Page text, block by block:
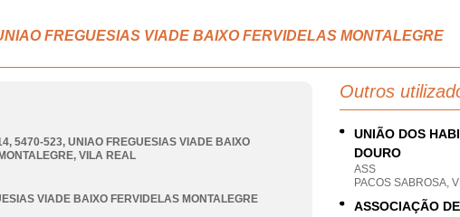
FREGUESIAS VIADE BAIXO FERVIDELAS MONTALEGRE
5470-523, UNIAO FREGUESIAS VIADE BAIXO
, VILA REAL
VIADE BAIXO FERVIDELAS MONTALEGRE
Outros
UNIÃO DOS
DOURO
ASS
PACOS SABROSA,
ASSOCIAÇÃO